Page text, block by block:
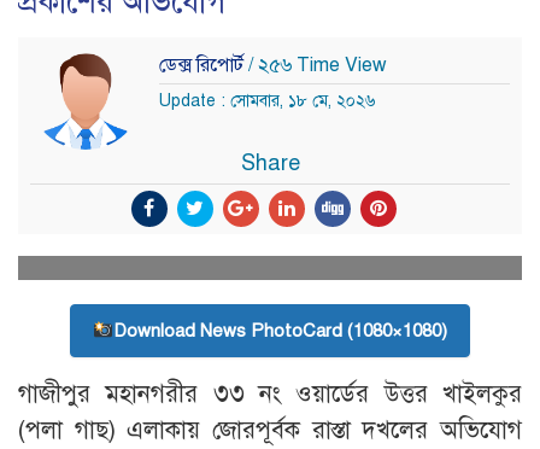
ডেক্স রিপোর্ট/ ২৫৬ Time View
Update : সোমবার, ১৮ মে, ২০২৬
Share
Download News PhotoCard (1080×1080)
গাজীপুর মহানগরীর ৩৩ নং ওয়ার্ডের উত্তর খাইলকুর
(পলা গাছ) এলাকায় জোরপূর্বক রাস্তা দখলের অভিযোগ